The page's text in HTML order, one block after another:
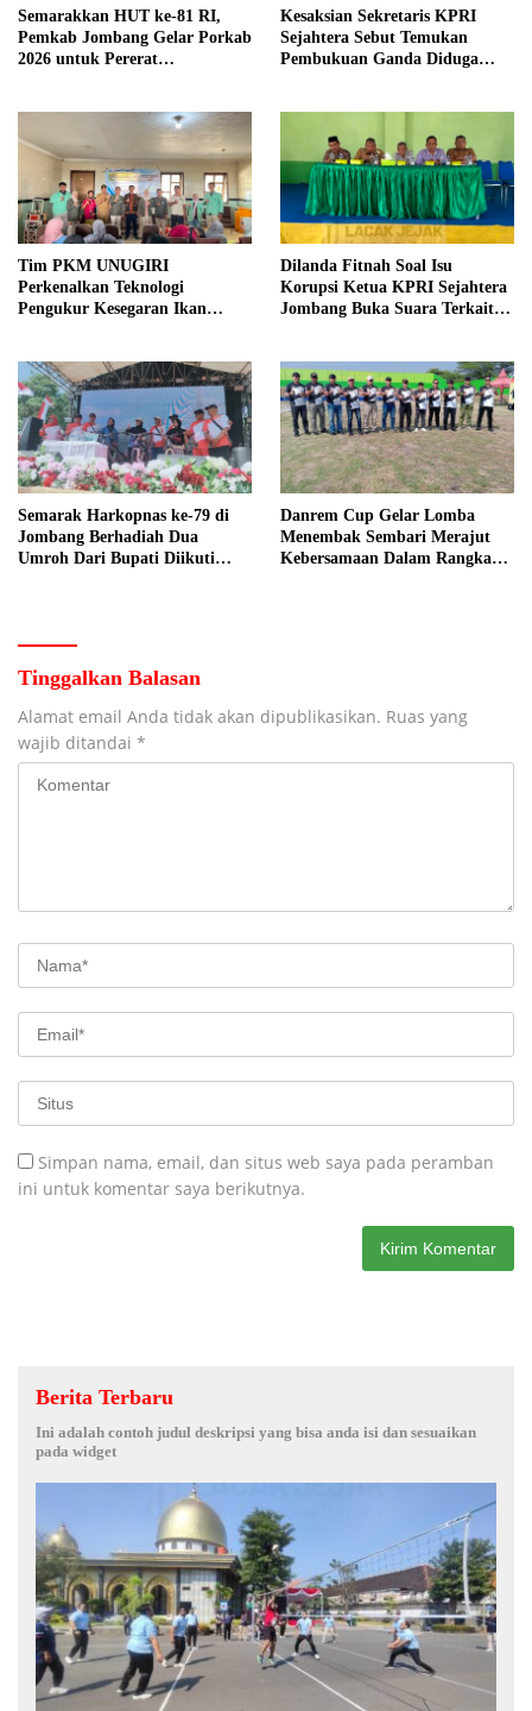
Semarakkan HUT ke-81 RI,
Pemkab Jombang Gelar Porkab
2026 untuk Pererat
Kesaksian Sekretaris KPRI
Sejahtera Sebut Temukan
Pembukuan Ganda Diduga
Tim PKM UNUGIRI
Perkenalkan Teknologi
Pengukur Kesegaran Ikan
Dilanda Fitnah Soal Isu
Korupsi Ketua KPRI Sejahtera
Jombang Buka Suara Terkait
Semarak Harkopnas ke-79 di
Jombang Berhadiah Dua
Umroh Dari Bupati Diikuti
Danrem Cup Gelar Lomba
Menembak Sembari Merajut
Kebersamaan Dalam Rangka
Tinggalkan Balasan
Alamat email Anda tidak akan dipublikasikan. Ruas yang
wajib ditandai *
Simpan nama, email, dan situs web saya pada peramban
ini untuk komentar saya berikutnya.
Berita Terbaru
Ini adalah contoh judul deskripsi yang bisa anda isi dan sesuaikan
pada widget